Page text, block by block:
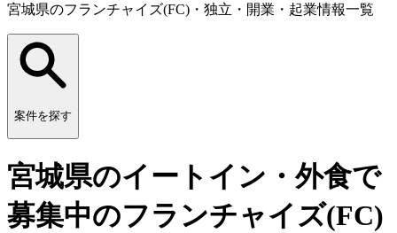
宮城県のフランチャイズ(FC)・独立・開業・起業情報一覧
案件を探す
宮城県のイートイン・外食で
募集中のフランチャイズ(FC)